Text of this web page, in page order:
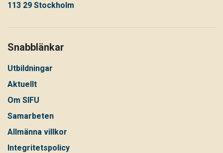
113 29 Stockholm
Snabblänkar
Utbildningar
Aktuellt
Om SIFU
Samarbeten
Allmänna villkor
Integritetspolicy